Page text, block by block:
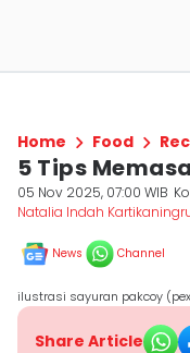
Home Food
5 Tips
05 Nov 2025, 07:00 WIB
Natalia Indah
News Channel
ilustrasi sayuran pakcoy
Share Article